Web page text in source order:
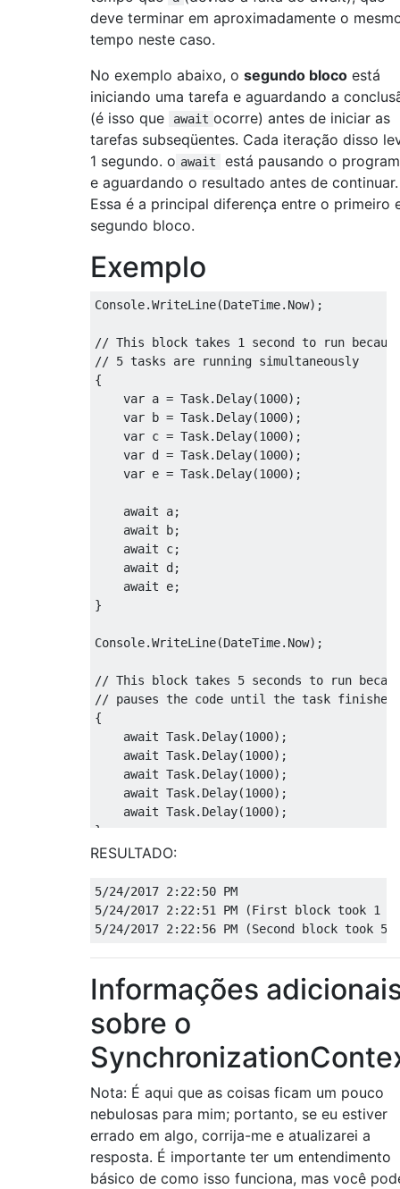
deve terminar em aproximadamente o
tempo neste caso.
No exemplo abaixo, o segundo bloco está
iniciando uma tarefa e aguardando a
(é isso que
await ocorre) antes de iniciar as
tarefas subseqüentes. Cada iteração disso
1 segundo. o await
está pausando o
e aguardando o resultado antes de continuar.
Essa é a principal diferença entre o primeiro
segundo bloco.
Exemplo
Console.WriteLine(DateTime. Now);
// This block takes 1 second to run
// 5 tasks are running simultaneously
{
var a = Task. Delay(1000);
var b = Task. Delay(1000);
var c = Task. Delay(1000);
var d = Task. Delay(1000);
var e = Task. Delay(1000);
await a;
await b;
await c;
await d;
await e;
}
Console.WriteLine(DateTime. Now);
// This block takes 5 seconds to run
// pauses the code until the task finishes
{
await Task. Delay(1000);
await Task. Delay(1000);
await Task. Delay(1000);
await Task. Delay(1000);
await Task. Delay(1000);
}
Console. WriteLine
RESULTADO:
5/24/2017 2 : 22 : 50
5/24/2017 2 : 22 : 51 PM (First block took 1
5/24/2017 2 : 22 : 56 PM (Second block took 5
Informações
sobre o
Nota: É aqui que as coisas ficam um pouco
nebulosas para mim; portanto, se eu estiver
errado em algo, corrija-me e atualizarei a
resposta. É importante ter um entendimento
básico de como isso funciona, mas você